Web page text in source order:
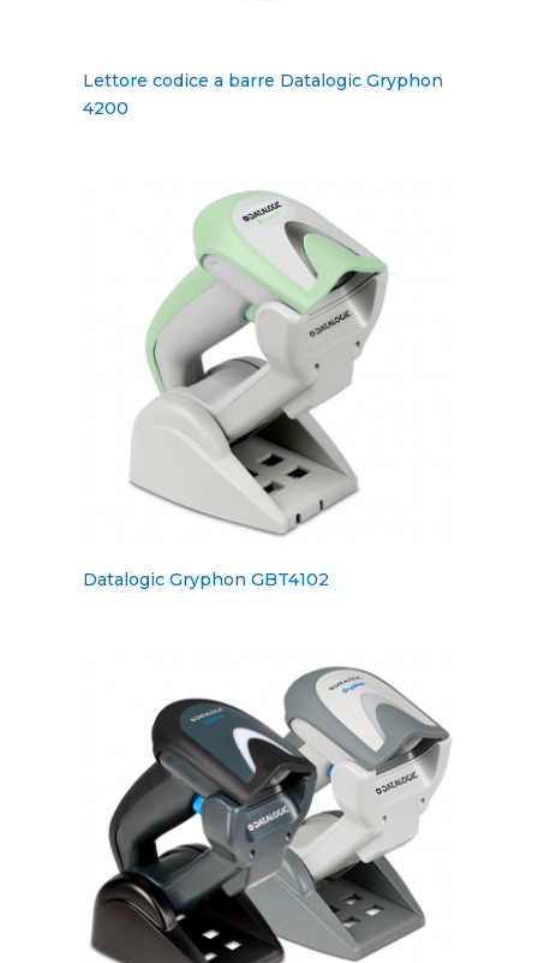
Lettore codice a barre Datalogic Gryphon
4200
Datalogic Gryphon GBT4102